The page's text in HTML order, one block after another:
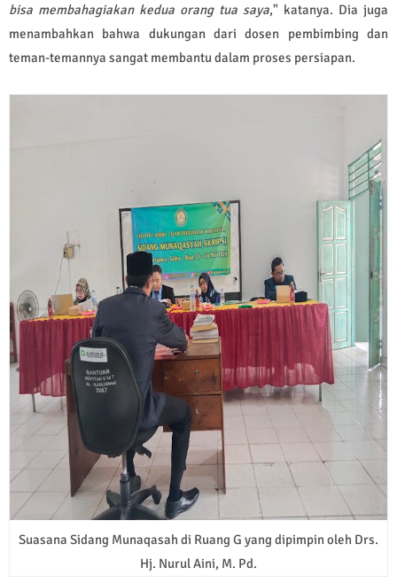
bisa membahagiakan kedua orang tua saya," katanya. Dia juga
menambahkan bahwa dukungan dari dosen pembimbing dan
teman-temannya sangat membantu dalam proses persiapan.
Suasana Sidang Munaqasah di Ruang G yang dipimpin oleh Drs.
Hj. Nurul Aini, M. Pd.